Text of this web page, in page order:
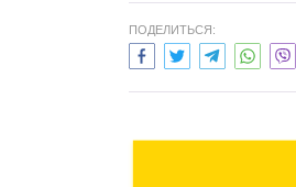
ПОДЕЛИТЬСЯ: